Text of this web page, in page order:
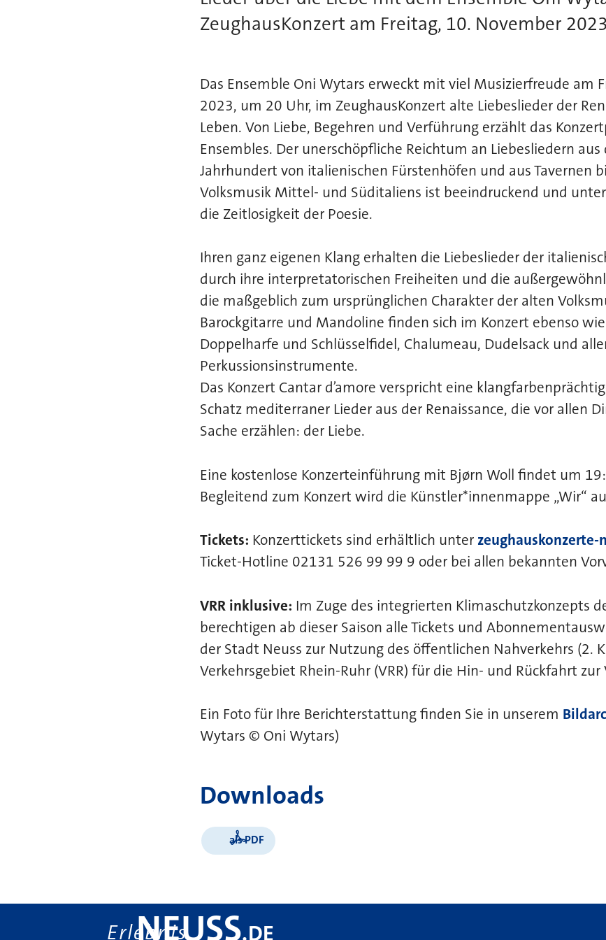
ZeughausKonzert am Freitag, 10. November 2023
Das Ensemble Oni Wytars erweckt mit viel Musizierfreude am
2023, um 20 Uhr, im ZeughausKonzert alte Liebeslieder der
Leben. Von Liebe, Begehren und Verführung erzählt das
Ensembles. Der unerschöpfliche Reichtum an Liebesliedern
Jahrhundert von italienischen Fürstenhöfen und aus Tavernen
Volksmusik Mittel- und Süditaliens ist beeindruckend und
die Zeitlosigkeit der Poesie.
Ihren ganz eigenen Klang erhalten die Liebeslieder der
durch ihre interpretatorischen Freiheiten und die
die maßgeblich zum ursprünglichen Charakter der alten
Barockgitarre und Mandoline finden sich im Konzert ebenso
Doppelharfe und Schlüsselfidel, Chalumeau, Dudelsack und
Perkussionsinstrumente.
Das Konzert Cantar dʼamore verspricht eine
Schatz mediterraner Lieder aus der Renaissance, die vor allen
Sache erzählen: der Liebe.
Eine kostenlose Konzerteinführung mit Bjørn Woll findet um
Begleitend zum Konzert wird die Künstler*innenmappe „Wir“
Tickets: Konzerttickets sind erhältlich unter zeughauskonzerte-
Ticket-Hotline 02131 526 99 99 9 oder bei allen bekannten
VRR inklusive: Im Zuge des integrierten Klimaschutzkonzepts
berechtigen ab dieser Saison alle Tickets und
der Stadt Neuss zur Nutzung des öffentlichen Nahverkehrs (2.
Verkehrsgebiet Rhein-Ruhr (VRR) für die Hin- und Rückfahrt
Ein Foto für Ihre Berichterstattung finden Sie in unserem
Wytars © Oni Wytars)
Downloads
als PDF
Erlebnis
NEUSS.DE